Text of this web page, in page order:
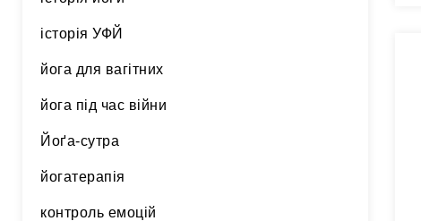
історія УФЙ
йога для вагітних
йога під час війни
Йоґа-сутра
йогатерапія
контроль емоцій